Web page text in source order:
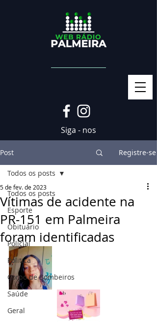
Siga - nos
Post Registre-se
Todos os posts
Esporte
Obituário
Policial
Politica
Corpo de Bombeiros
Saúde
Geral
Todos os posts
Vítimas de acidente na
PR-151 em Palmeira
foram identificadas
5 de fev. de 2023